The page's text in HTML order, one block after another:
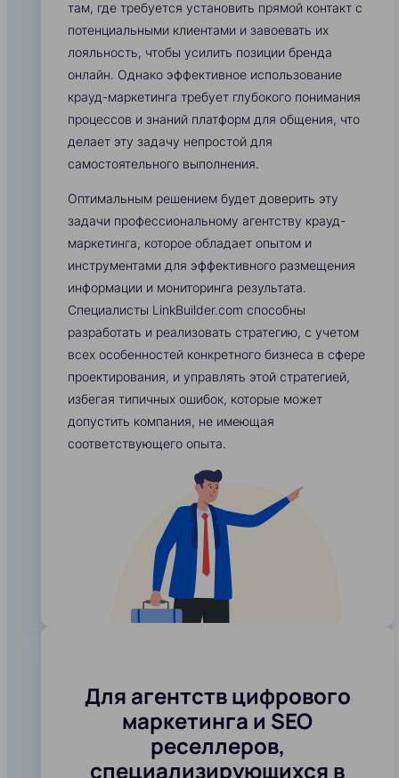
там, где требуется установить прямой контакт с
потенциальными клиентами и завоевать их
лояльность, чтобы усилить позиции бренда
онлайн. Однако эффективное использование
крауд-маркетинга требует глубокого понимания
процессов и знаний платформ для общения, что
делает эту задачу непростой для
самостоятельного выполнения.
Оптимальным решением будет доверить эту
задачи профессиональному агентству крауд-
маркетинга, которое обладает опытом и
инструментами для эффективного размещения
информации и мониторинга результата.
Специалисты LinkBuilder.com способны
разработать и реализовать стратегию, с учетом
всех особенностей конкретного бизнеса в сфере
проектирования, и управлять этой стратегией,
избегая типичных ошибок, которые может
допустить компания, не имеющая
соответствующего опыта.
Для агентств цифрового
маркетинга и SEO
реселлеров,
специализирующихся в